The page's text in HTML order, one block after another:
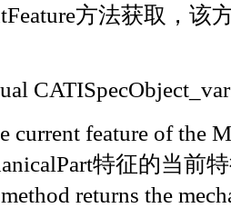
方法获取，
current feature of the
特征的当前
returns the